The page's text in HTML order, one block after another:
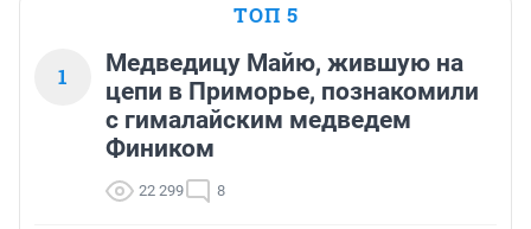
ТОП 5
1
Медведицу Майю, жившую на
цепи в Приморье, познакомили
с гималайским медведем
Фиником
22 299 8